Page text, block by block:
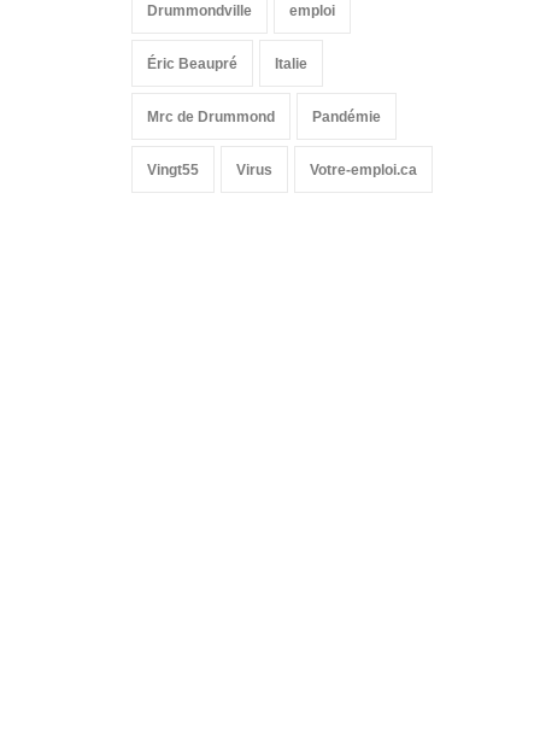
Drummondville emploi
Éric Beaupré Italie
Mrc de Drummond Pandémie
Vingt55 Virus Votre-emploi.ca